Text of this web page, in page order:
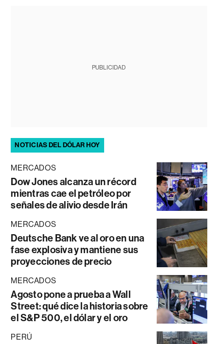
PUBLICIDAD
NOTICIAS DEL DÓLAR HOY
MERCADOS
Dow Jones alcanza un récord
mientras cae el petróleo por
señales de alivio desde Irán
MERCADOS
Deutsche Bank ve al oro en una
fase explosiva y mantiene sus
proyecciones de precio
MERCADOS
Agosto pone a prueba a Wall
Street: qué dice la historia sobre
el S&P 500, el dólar y el oro
PERÚ